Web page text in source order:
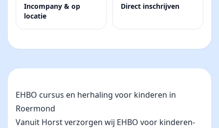
Incompany & op
locatie
Direct inschrijven
EHBO cursus en herhaling voor kinderen in
Roermond
Vanuit Horst verzorgen wij EHBO voor kinderen-